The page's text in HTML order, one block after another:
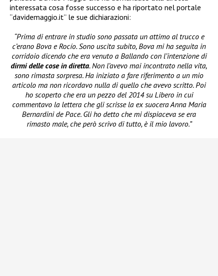
interessata cosa fosse successo e ha riportato nel portale
“davidemaggio.it” le sue dichiarazioni:
“Prima di entrare in studio sono passata un attimo al trucco e
c’erano Bova e Rocío. Sono uscita subito, Bova mi ha seguita in
corridoio dicendo che era venuto a Ballando con l’intenzione di
dirmi delle cose in diretta. Non l’avevo mai incontrato nella vita,
sono rimasta sorpresa. Ha iniziato a fare riferimento a un mio
articolo ma non ricordavo nulla di quello che avevo scritto. Poi
ho scoperto che era un pezzo del 2014 su Libero in cui
commentavo la lettera che gli scrisse la ex suocera Anna Maria
Bernardini de Pace. Gli ho detto che mi dispiaceva se era
rimasto male, che però scrivo di tutto, è il mio lavoro.”